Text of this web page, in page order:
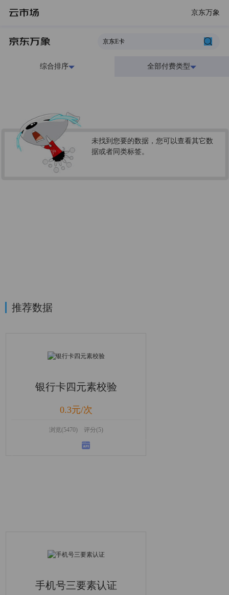
京东万象
综合排序 全部付费类型
未找到您要的数据，您可以查看其它数
据或者同类标签。
推荐数据
银行卡四元素校验
0.3元/次
浏览(5470) 评分(5)
手机号三要素认证